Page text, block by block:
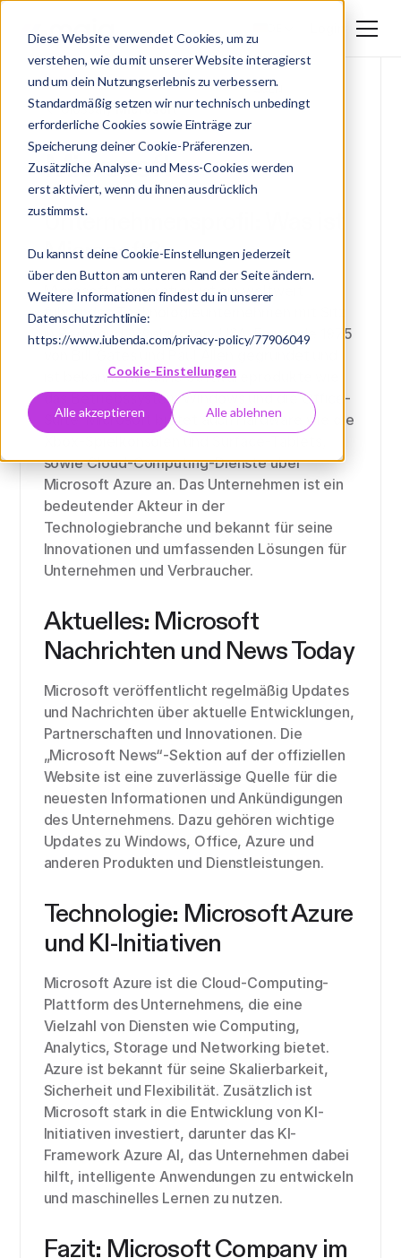
Diese Website verwendet Cookies, um zu
verstehen, wie du mit unserer Website interagierst
und um dein Nutzungserlebnis zu verbessern.
Standardmäßig setzen wir nur technisch unbedingt
erforderliche Cookies sowie Einträge zur
Speicherung deiner Cookie-Präferenzen.
Zusätzliche Analyse- und Mess-Cookies werden
erst aktiviert, wenn du ihnen ausdrücklich
zustimmst.
Du kannst deine Cookie-Einstellungen jederzeit
über den Button am unteren Rand der Seite ändern.
Weitere Informationen findest du in unserer
Datenschutzrichtlinie:
https://www.iubenda.com/privacy-policy/77906049
Cookie-Einstellungen
Alle akzeptieren Alle ablehnen
DE
EN
Glossar/ Microsoft
Microsoft
Unternehmensprofil: Was ist
Microsoft?
Microsoft Corporation ist ein weltweit
führendes Technologieunternehmen mit Sitz
in Redmond, Washington, USA. Es wurde 1975
ist bekannt für seine Softwareprodukte wie
das Betriebssystem Windows und die Office-
Suite. Microsoft bietet auch Hardware wie die
sowie Cloud-Computing-Dienste über
Microsoft Azure an. Das Unternehmen ist ein
bedeutender Akteur in der
Technologiebranche und bekannt für seine
Innovationen und umfassenden Lösungen für
Unternehmen und Verbraucher.
Aktuelles: Microsoft
Nachrichten und News Today
Microsoft veröffentlicht regelmäßig Updates
und Nachrichten über aktuelle Entwicklungen,
Partnerschaften und Innovationen. Die
„Microsoft News“-Sektion auf der offiziellen
Website ist eine zuverlässige Quelle für die
neuesten Informationen und Ankündigungen
des Unternehmens. Dazu gehören wichtige
Updates zu Windows, Office, Azure und
anderen Produkten und Dienstleistungen.
Technologie: Microsoft Azure
und KI-Initiativen
Microsoft Azure ist die Cloud-Computing-
Plattform des Unternehmens, die eine
Vielzahl von Diensten wie Computing,
Analytics, Storage und Networking bietet.
Azure ist bekannt für seine Skalierbarkeit,
Sicherheit und Flexibilität. Zusätzlich ist
Microsoft stark in die Entwicklung von KI-
Initiativen investiert, darunter das KI-
Framework Azure AI, das Unternehmen dabei
hilft, intelligente Anwendungen zu entwickeln
und maschinelles Lernen zu nutzen.
Fazit: Microsoft Company im